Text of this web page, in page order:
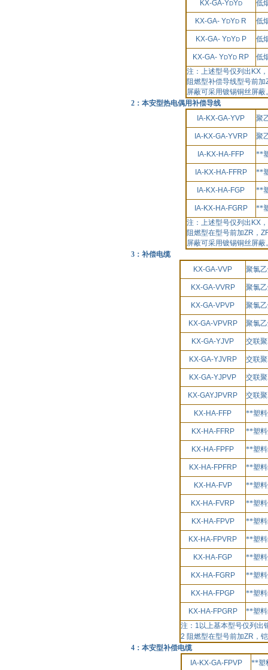
KX-GA-YDYD 低
KX-GA- YDYD R 低
KX-GA- YDYDP 低
KX-GA- YDYD RP
低
注：上述型号仅列出 KX
阻燃型补偿导线型号前加
屏蔽可采用镀锡铜丝屏蔽
2：本安型热电偶用补偿导线
IA-KX-GA-YVP
聚
IA-KX-GA-YVRP 聚
IA-KX-HA-FFP **
IA-KX-HA-FFRP **
IA-KX-HA-FGP **
IA-KX-HA-FGRP
**
注：上述型号仅列出 KX
阻燃型在型号前加ZR ，
屏蔽可采用镀锡铜丝屏蔽
3：补偿电缆
KX-GA-VVP
聚氯
KX-GA-VVRP 聚氯
KX-GA-VPVP 聚氯
KX-GA-VPVRP 聚氯
KX-GA-YJVP 交联
KX-GA-YJVRP 交联
KX-GA-YJPVP 交联
KX-GAYJPVRP 交联
KX-HA-FFP **塑料
KX-HA-FFRP **塑料
KX-HA-FPFP **塑料
KX-HA-FPFRP **塑料
KX-HA-FVP **塑料
KX-HA-FVRP **塑料
KX-HA-FPVP **塑料
KX-HA-FPVRP **塑料
KX-HA-FGP **塑料
KX-HA-FGRP **塑料
KX-HA-FPGP **塑料
KX-HA-FPGRP
**塑料
注： 1 以上基本型号仅列出
2 阻燃型在型号前加ZR ，
4：本安型补偿电缆
IA-KX-GA-FPVP
**塑